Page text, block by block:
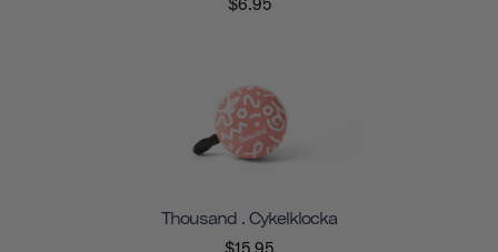
Thousand . Cykelklocka